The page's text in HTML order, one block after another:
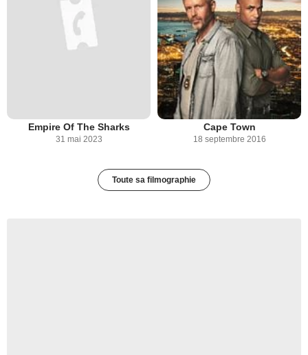
Empire Of The Sharks
31 mai 2023
Cape Town
18 septembre 2016
Toute sa filmographie